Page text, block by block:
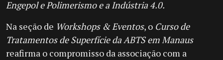
Engepol e Polimerismo e a Indústria 4.0.
Na seção de Workshops & Eventos, o Curso de
Tratamentos de Superfície da ABTS em Manaus
reafirma o compromisso da associação com a